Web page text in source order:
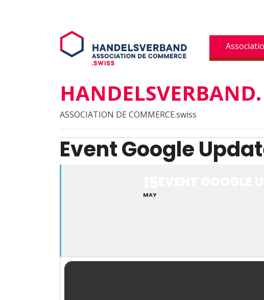
ASSOCIATION DE COMMERCE.swiss
Event Google
MAY